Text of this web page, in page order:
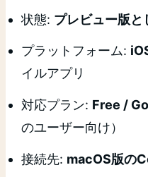
状態: プレビュー版と
プラットフォーム:
イルアプリ
対応プラン: Free /
のユーザー向け）
接続先: macOS版の